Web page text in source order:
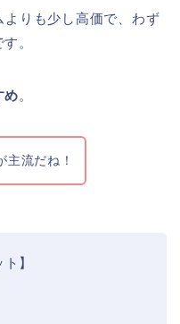
よりも少し高価で、わず
。
め。
主流だね！
】